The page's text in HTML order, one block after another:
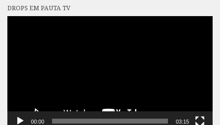
DROPS EM PAUTA TV
00:00 03:15